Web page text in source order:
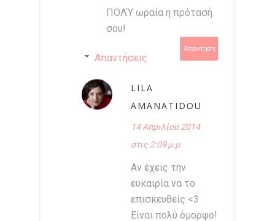
ΠΟΛΎ ωραία η πρότασή
σου!
Απάντηση
Απαντήσεις
LILA
AMANATIDOU
14 Απριλίου 2014
στις 2:09 μ.μ.
Αν έχεις την
ευκαιρία να το
επισκευθείς <3
Είναι πολύ όμορφο!